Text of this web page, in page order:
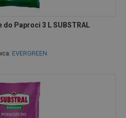
Paproci 3 L SUBSTRAL
EVERGREEN